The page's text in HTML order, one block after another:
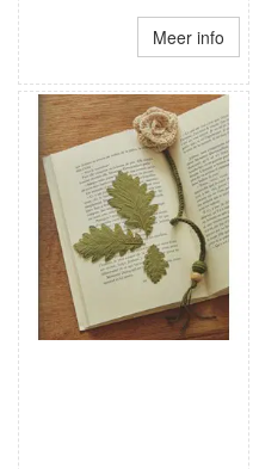
Meer info